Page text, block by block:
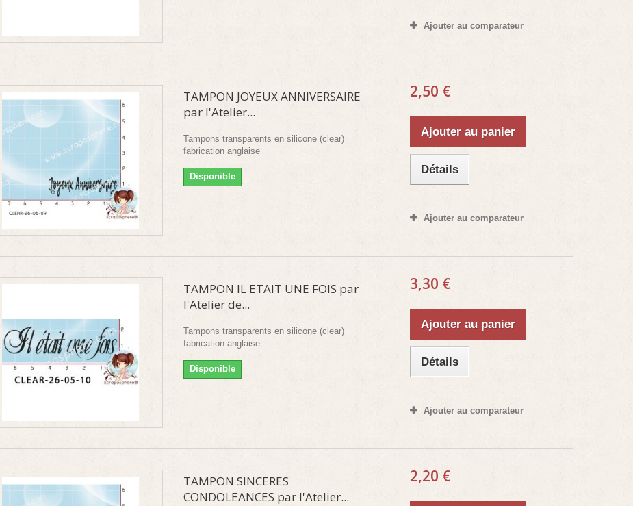
Ajouter au comparateur
TAMPON JOYEUX ANNIVERSAIRE
par l'Atelier...
Tampons transparents en silicone (clear)
fabrication anglaise
Disponible
2,50 €
Ajouter au panier
Détails
Ajouter au comparateur
TAMPON IL ETAIT UNE FOIS par
l'Atelier de...
Tampons transparents en silicone (clear)
fabrication anglaise
Disponible
3,30 €
Ajouter au panier
Détails
Ajouter au comparateur
TAMPON SINCERES
CONDOLEANCES par l'Atelier...
2,20 €